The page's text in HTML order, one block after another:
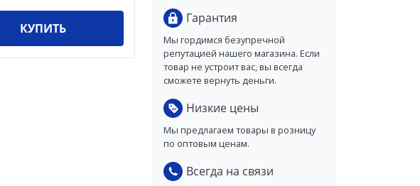
КУПИТЬ
Гарантия
Мы гордимся безупречной
репутацией нашего магазина. Если
товар не устроит вас, вы всегда
сможете вернуть деньги.
Низкие цены
Мы предлагаем товары в розницу
по оптовым ценам.
Всегда на связи